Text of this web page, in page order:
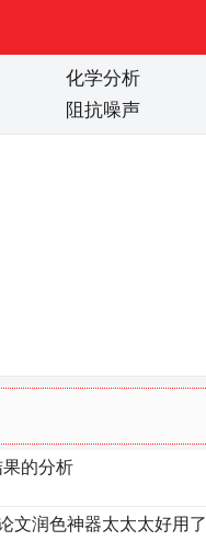
化学分析
阻抗噪声
的分析
文润色神器太太太好用了